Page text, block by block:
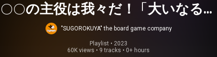
○○の主役は我々だ！「大いなる文
化好尚」
"SUGOROKUYA" the board game company
Playlist • 2023
60K views • 9 tracks • 0+ hours